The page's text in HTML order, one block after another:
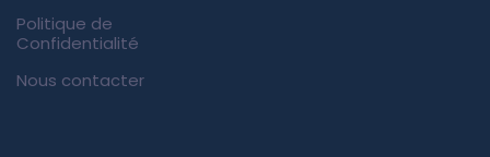
Politique de
Confidentialité
Nous contacter